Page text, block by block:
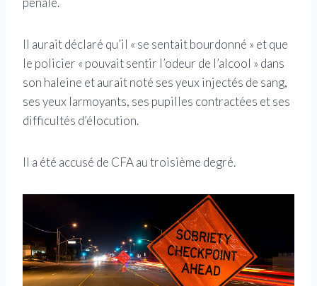
Il aurait déclaré qu’il « se sentait bourdonné » et que
le policier « pouvait sentir l’odeur de l’alcool » dans
son haleine et aurait noté ses yeux injectés de sang,
ses yeux larmoyants, ses pupilles contractées et ses
difficultés d’élocution.
Il a été accusé de CFA au troisième degré.